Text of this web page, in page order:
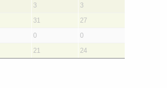
3
3
31
27
0
0
21 24